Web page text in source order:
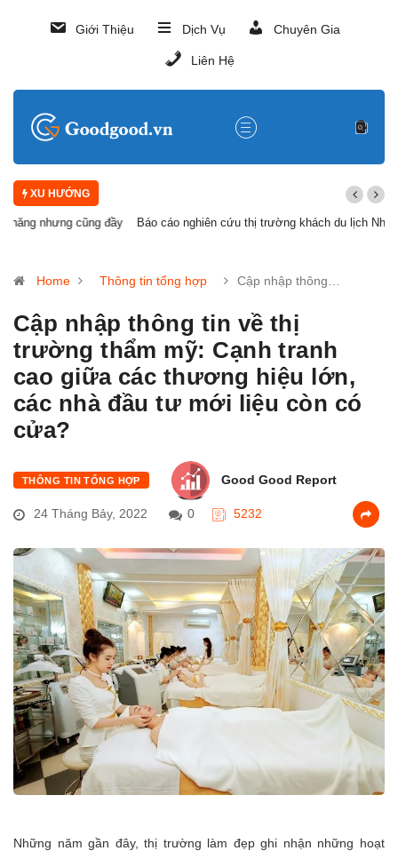
Giới Thiệu Dịch Vụ Chuyên Gia
Liên Hệ
XU HƯỚNG
Báo cáo nghiên cứu thị trường khách du lịch Nhật Bản
Home Thông tin tổng hợp Cập nhập thông…
Cập nhập thông tin về thị
trường thẩm mỹ: Cạnh tranh
cao giữa các thương hiệu lớn,
các nhà đầu tư mới liệu còn có
cửa?
THÔNG TIN TỔNG HỢP Good Good Report
24 Tháng Bảy, 2022 0 5232
Những năm gần đây, thị trường làm đẹp ghi nhận những hoạt